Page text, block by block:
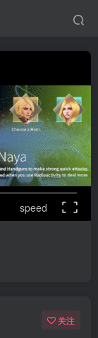
speed
关注